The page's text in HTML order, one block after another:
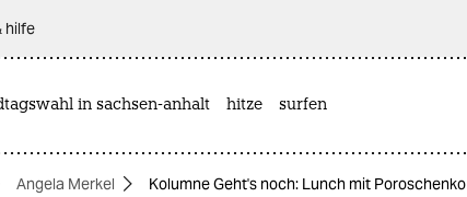
hilfe
in sachsen-anhalt hitze surfen
Angela Merkel Kolumne Geht's noch: Lunch mit Poroschenko